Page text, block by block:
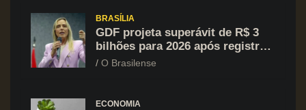
BRASÍLIA
GDF projeta superávit de R$ 3
bilhões para 2026 após registrar
recuo no déficit
O Brasilense
ECONOMIA